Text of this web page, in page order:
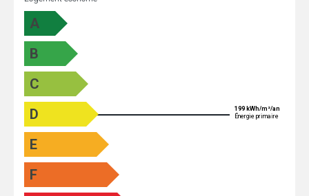
A
B
C
D
199 kWh/m²/an
Énergie primaire
E
F